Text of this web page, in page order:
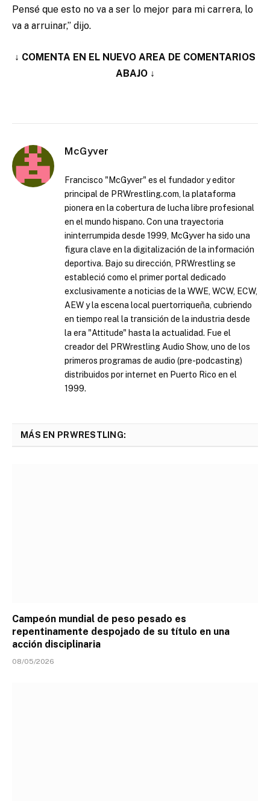
Pensé que esto no va a ser lo mejor para mi carrera, lo
va a arruinar,” dijo.
↓ COMENTA EN EL NUEVO AREA DE COMENTARIOS
ABAJO ↓
McGyver
Francisco "McGyver" es el fundador y editor
principal de PRWrestling.com, la plataforma
pionera en la cobertura de lucha libre profesional
en el mundo hispano. Con una trayectoria
ininterrumpida desde 1999, McGyver ha sido una
figura clave en la digitalización de la información
deportiva. Bajo su dirección, PRWrestling se
estableció como el primer portal dedicado
exclusivamente a noticias de la WWE, WCW, ECW,
AEW y la escena local puertorriqueña, cubriendo
en tiempo real la transición de la industria desde
la era "Attitude" hasta la actualidad. Fue el
creador del PRWrestling Audio Show, uno de los
primeros programas de audio (pre-podcasting)
distribuidos por internet en Puerto Rico en el
1999.
MÁS EN PRWRESTLING:
Campeón mundial de peso pesado es
repentinamente despojado de su título en una
acción disciplinaria
08/05/2026